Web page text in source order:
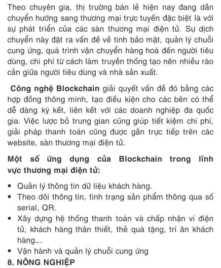
Theo chuyên gia, thị trường bán lẻ hiện nay đang dần
chuyển hướng sang thương mại trực tuyến đặc biệt là với
sự phát triển của các sàn thương mại điện tử. Sự dịch
chuyển này đặt ra vấn đề về tính bảo mật, quản lý chuỗi
cung ứng, quá trình vận chuyển hàng hoá đến người tiêu
dùng, chi phí từ cách làm truyền thống tạo nên nhiều rào
cản giữa người tiêu dùng và nhà sản xuất.
Công nghệ Blockchain giải quyết vấn đề đó bằng các
hợp đồng thông minh, tạo điều kiện cho các bên có thể
dễ dàng ký kết, liên kết với các doanh nghiệp đa quốc
gia. Việc lược bỏ trung gian cũng giúp tiết kiệm chi phí,
giải pháp thanh toán cũng được gắn trực tiếp trên các
website, sàn thương mại điện tử.
Một số ứng dụng của Blockchain trong lĩnh
vực thương mại điện tử:
Quản lý thông tin dữ liệu khách hàng.
Theo dõi thông tin, tình trạng sản phẩm thông qua số
serial, QR.
Xây dựng hệ thống thanh toán và chấp nhận ví điện
tử, khách hàng thân thiết, thẻ quà tặng, tri ân khách
hàng….
Vận hành và quản lý chuỗi cung ứng
8. NÔNG NGHIỆP